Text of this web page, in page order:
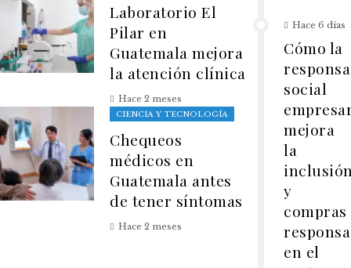
Laboratorio El
Pilar en
Guatemala mejora
la atención clínica
Hace 2 meses
CIENCIA Y TECNOLOGÍA
Chequeos
médicos en
Guatemala antes
de tener síntomas
Hace 2 meses
Hace 6 días
Cómo la
social
mejora
la
y
compras
en el